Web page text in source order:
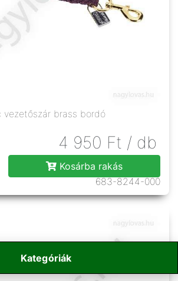
Kategóriák
vezetőszár brass bordó
4 950 Ft / db
Kosárba rakás
683-8244-000